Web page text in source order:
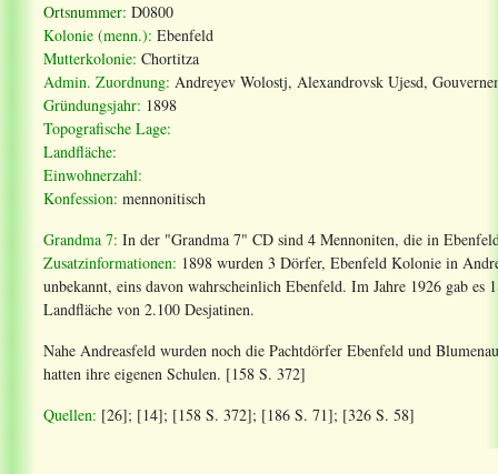
Ortsnummer: D0800
Kolonie (menn.): Ebenfeld
Mutterkolonie: Chortitza
Admin. Zuordnung: Andreyev Wolostj, Alexandrovsk Ujesd,
Gründungsjahr: 1898
Topografische Lage:
Landfläche:
Einwohnerzahl:
Konfession: mennonitisch
Grandma 7: In der "Grandma 7" CD sind 4 Mennoniten, die in
Zusatzinformationen: 1898 wurden 3 Dörfer, Ebenfeld Kolonie in
unbekannt, eins davon wahrscheinlich Ebenfeld. Im Jahre 1926 gab es
Landfläche von 2.100 Desjatinen.
Nahe Andreasfeld wurden noch die Pachtdörfer Ebenfeld und
hatten ihre eigenen Schulen. [158 S. 372]
Quellen: [26]; [14]; [158 S. 372]; [186 S. 71]; [326 S. 58]